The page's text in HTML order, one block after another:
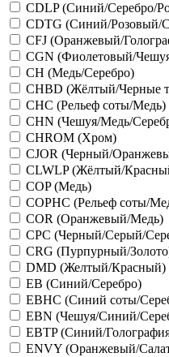
CDLP (Синий/Серебро/
CDTG (Синий/Розовый/
CFJ (Оранжевый/
CGN (Фиолетовый/
CH (Медь/Серебро)
CHBD (Жёлтый/Черные
CHC (Рельеф соты/Медь)
CHN (Чешуя/Медь/
CHROM (Хром)
CJOR (Черный/
CLWLP (Жёлтый/
COP (Медь)
COPHC (Рельеф соты/
COR (Оранжевый/Медь)
CPC (Черный/Серый/
CRG (Пурпурный/
DMD (Желтый/Красный)
EB (Синий/Серебро)
EBHC (Синий соты/
EBN (Чешуя/Синий/
EBTP (Синий/
ENVY (Оранжевый/